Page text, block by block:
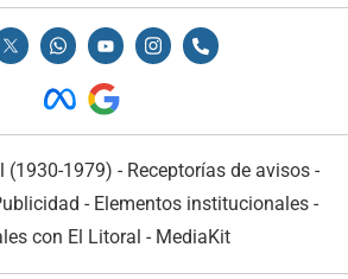
(1930-1979) - Receptorías de avisos -
- Elementos institucionales -
con El Litoral - MediaKit